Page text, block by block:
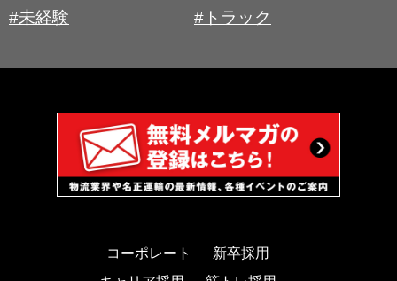
#未経験
#トラック
コーポレート
新卒採用